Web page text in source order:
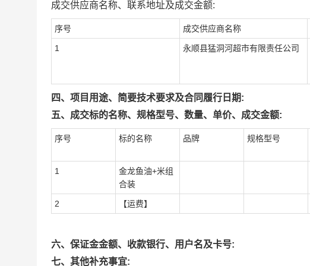
成交供应商名称、联系地址及成交金额:
序号 成交供应商名称
1 永顺县猛洞河超市有限责任公司
四、项目用途、简要技术要求及合同履行日期:
五、成交标的名称、规格型号、数量、单价、成交金额:
序号 标的名称 品牌 规格型号
1
金龙鱼油+米组
合装
2 【运费】
六、保证金金额、收款银行、用户名及卡号:
七、其他补充事宜: